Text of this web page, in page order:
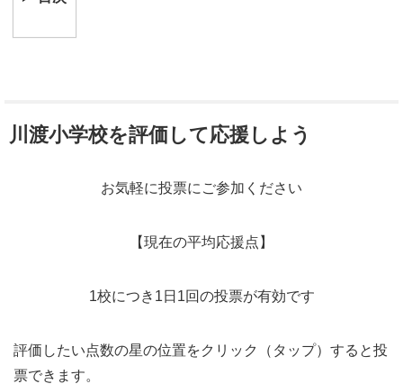
川渡小学校を評価して応援しよう
お気軽に投票にご参加ください
【現在の平均応援点】
1校につき1日1回の投票が有効です
評価したい点数の星の位置をクリック（タップ）すると投
票できます。